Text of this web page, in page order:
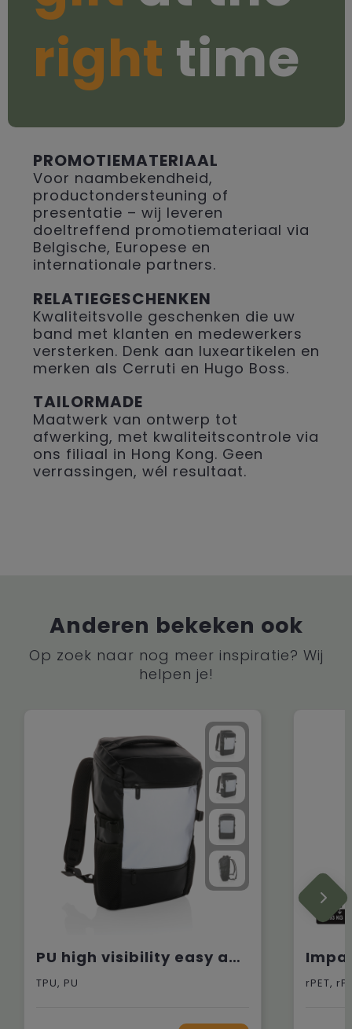
right time
PROMOTIEMATERIAAL
Voor naambekendheid,
productondersteuning of
presentatie – wij leveren
doeltreffend promotiemateriaal via
Belgische, Europese en
internationale partners.
RELATIEGESCHENKEN
Kwaliteitsvolle geschenken die uw
band met klanten en medewerkers
versterken. Denk aan luxeartikelen en
merken als Cerruti en Hugo Boss.
TAILORMADE
Maatwerk van ontwerp tot
afwerking, met kwaliteitscontrole via
ons filiaal in Hong Kong. Geen
verrassingen, wél resultaat.
Anderen bekeken ook
Op zoek naar nog meer inspiratie? Wij
helpen je!
PU high visibility easy access 15.6" laptoprugzak
TPU, PU rPET,